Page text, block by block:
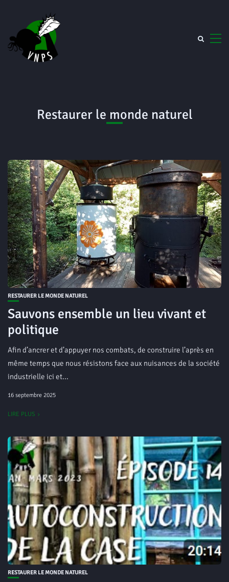
Restaurer le monde naturel
RESTAURER LE MONDE NATUREL
Sauvons ensemble un lieu vivant et
politique
Afin d’ancrer et d’appuyer nos combats, de construire l’après en
même temps que nous résistons face aux nuisances de la société
industrielle ici et...
16 septembre 2025
LIRE PLUS
RESTAURER LE MONDE NATUREL